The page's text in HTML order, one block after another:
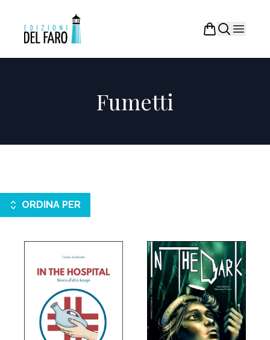
Fumetti
ORDINA PER